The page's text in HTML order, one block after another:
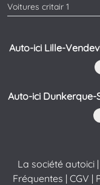
Voitures critair 1
Auto-ici Lille-
Auto-ici Dunkerque-
La société autoici |
Fréquentes | CGV |